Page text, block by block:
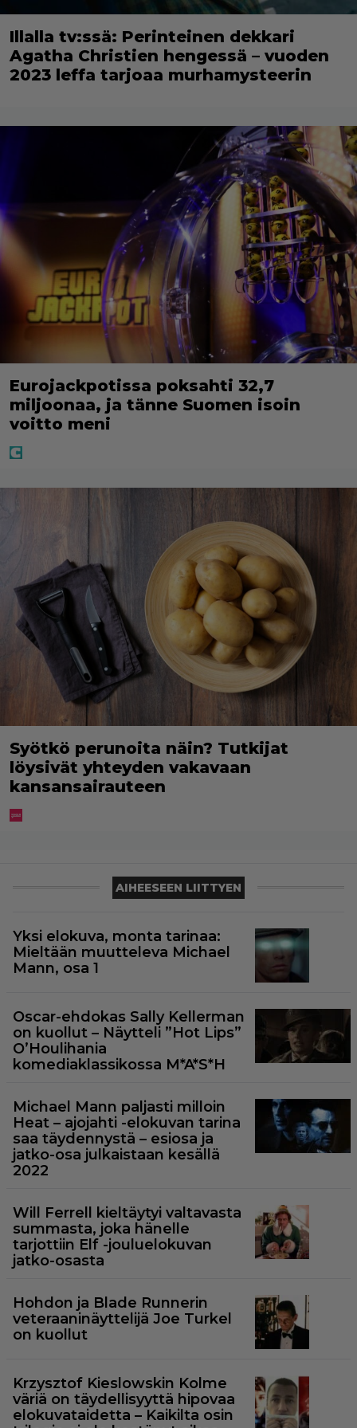
Illalla tv:ssä: Perinteinen dekkari
Agatha Christien hengessä – vuoden
2023 leffa tarjoaa murhamysteerin
Eurojackpotissa poksahti 32,7
miljoonaa, ja tänne Suomen isoin
voitto meni
Syötkö perunoita näin? Tutkijat
löysivät yhteyden vakavaan
kansansairauteen
AIHEESEEN LIITTYEN
Yksi elokuva, monta tarinaa:
Mieltään muutteleva Michael
Mann, osa 1
Oscar-ehdokas Sally Kellerman
on kuollut – Näytteli ”Hot Lips”
O’Houlihania
komediaklassikossa M*A*S*H
Michael Mann paljasti milloin
Heat – ajojahti -elokuvan tarina
saa täydennystä – esiosa ja
jatko-osa julkaistaan kesällä
2022
Will Ferrell kieltäytyi valtavasta
summasta, joka hänelle
tarjottiin Elf -jouluelokuvan
jatko-osasta
Hohdon ja Blade Runnerin
veteraaninäyttelijä Joe Turkel
on kuollut
Krzysztof Kieslowskin Kolme
väriä on täydellisyyttä hipovaa
elokuvataidetta – Kaikilta osin